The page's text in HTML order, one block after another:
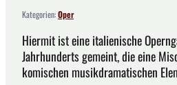
Kategorien:Oper
Hiermit ist eine italienische
Jahrhunderts gemeint, die eine
komischen musikdramatischen